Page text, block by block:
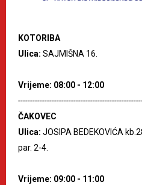
KOTORIBA
Ulica: SAJMIŠNA 16.
Vrijeme: 08:00 - 12:00
ČAKOVEC
Ulica: JOSIPA BEDEKOVIĆA
par. 2-4.
Vrijeme: 09:00 - 11:00